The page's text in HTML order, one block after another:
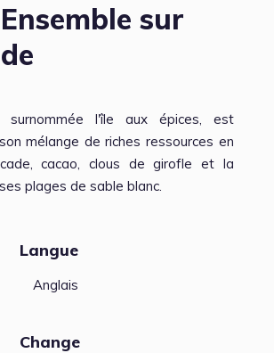
sur
surnommée l'île aux épices, est
mélange de riches ressources en
cacao, clous de girofle et la
plages de sable blanc.
Langue
Anglais
Change